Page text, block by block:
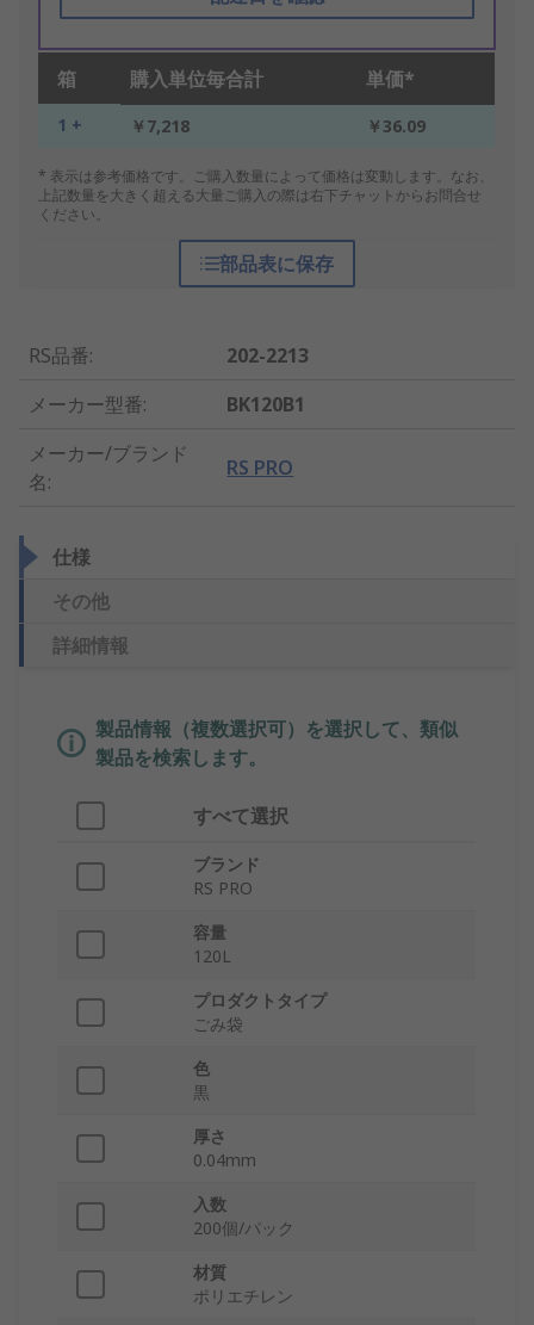
箱 購入単位毎合計 単価*
1 + ￥7,218 ￥36.09
* 表示は参考価格です。ご購入数量によって価格は変動します。なお、
上記数量を大きく超える大量ご購入の際は右下チャットからお問合せ
ください。
部品表に保存
RS品番:
202-2213
メーカー型番:
BK120B1
メーカー/ブランド
名:
RS PRO
仕様
その他
詳細情報
製品情報（複数選択可）を選択して、類似
製品を検索します。
すべて選択
ブランド
RS PRO
容量
120L
プロダクトタイプ
ごみ袋
色
黒
厚さ
0.04mm
入数
200個/パック
材質
ポリエチレン